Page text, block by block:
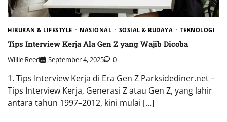
HIBURAN & LIFESTYLE NASIONAL SOSIAL & BUDAYA TEKNOLOGI
Tips Interview Kerja Ala Gen Z yang Wajib Dicoba
Willie Reed September 4, 2025 0
1. Tips Interview Kerja di Era Gen Z Parksidediner.net –
Tips Interview Kerja, Generasi Z atau Gen Z, yang lahir
antara tahun 1997–2012, kini mulai […]